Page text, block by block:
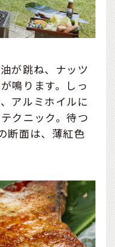
が跳ね、ナッツ
鳴ります。しっ
アルミホイルに
クニック。待つ
断面は、薄紅色